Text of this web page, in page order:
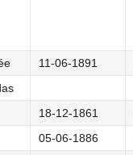
11-06-1891
18-12-1861
05-06-1886